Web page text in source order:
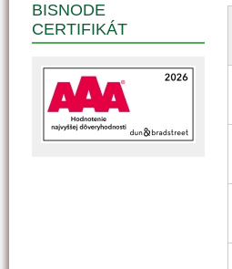
BISNODE
CERTIFIKÁT